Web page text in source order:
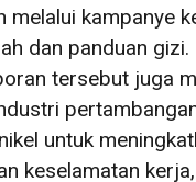
melalui kampanye
dan panduan gizi.
tersebut juga
untuk
keselamatan kerja,